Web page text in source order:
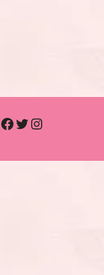
Facebook
Twitter
Instagram